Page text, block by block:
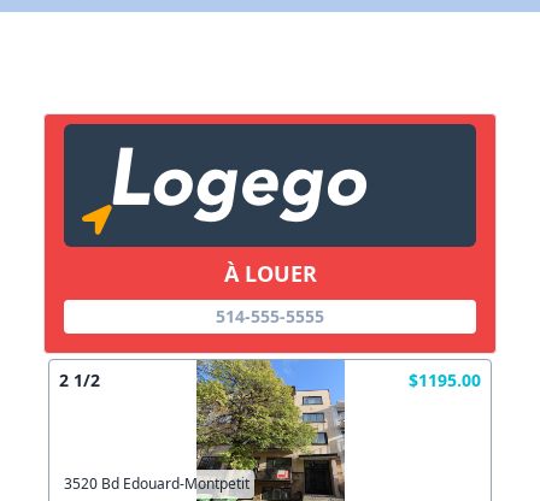
À LOUER
514-555-5555
2 1/2 $1195.00
3520 Bd Edouard-Montpetit
Copier lien
X Fermer Envoyez